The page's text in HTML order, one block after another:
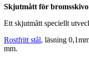
Skjutmått för
Ett skjutmått speciellt
Rostfritt stål, läsning
mm.